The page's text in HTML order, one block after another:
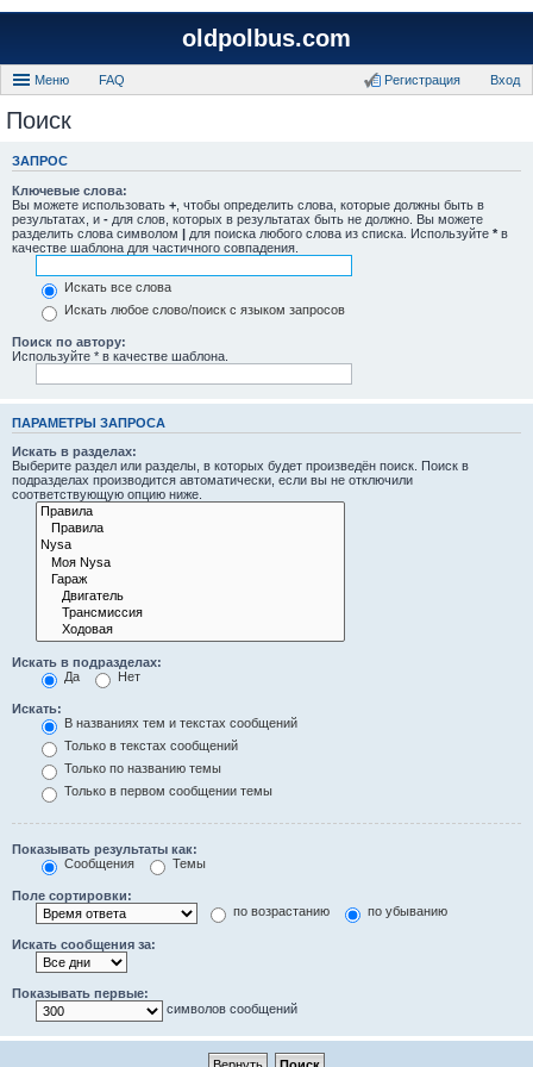
oldpolbus.com
Меню FAQ Вход
Регистрация
Поиск
ЗАПРОС
Ключевые слова:
Вы можете использовать + , чтобы определить слова, которые должны быть в
результатах, и - для слов, которых в результатах быть не должно. Вы можете
разделить слова символом | для поиска любого слова из списка. Используйте * в
качестве шаблона для частичного совпадения.
Искать все слова
Искать любое слово/поиск с языком запросов
Поиск по автору:
Используйте * в качестве шаблона.
ПАРАМЕТРЫ ЗАПРОСА
Искать в разделах:
Выберите раздел или разделы, в которых будет произведён поиск. Поиск в
подразделах производится автоматически, если вы не отключили
соответствующую опцию ниже.
Искать в подразделах:
Да
Нет
Искать:
В названиях тем и текстах сообщений
Только в текстах сообщений
Только по названию темы
Только в первом сообщении темы
Показывать результаты как:
Сообщения
Темы
Поле сортировки:
по возрастанию
по убыванию
Искать сообщения за:
Показывать первые:
символов сообщений